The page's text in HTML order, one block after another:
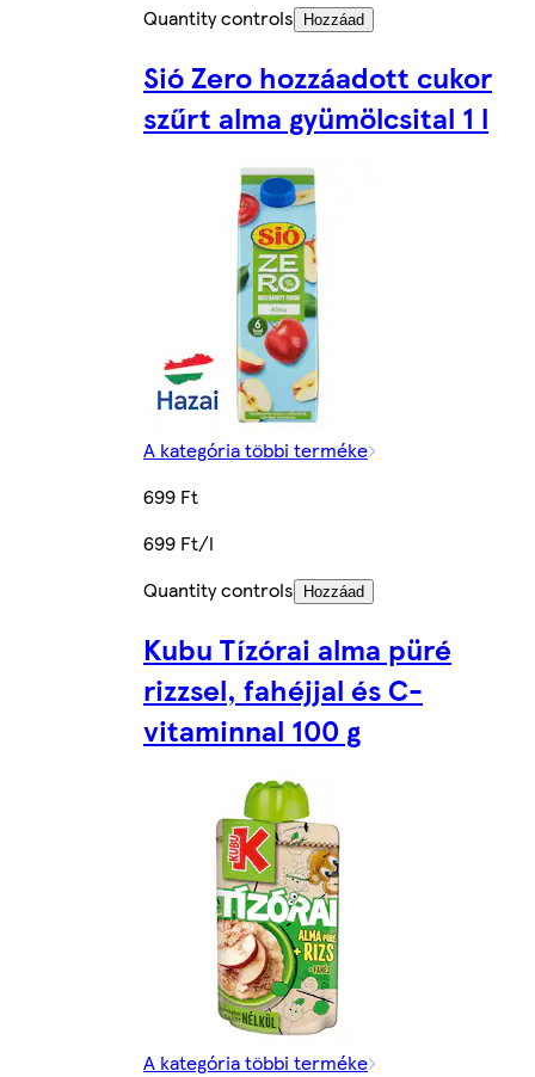
Quantity controls
Hozzáad
Sió Zero hozzáadott cukor
szűrt alma gyümölcsital 1 l
A kategória többi terméke
699 Ft
699 Ft/l
Quantity controls
Hozzáad
Kubu Tízórai alma püré
rizzsel, fahéjjal és C-
vitaminnal 100 g
A kategória többi terméke